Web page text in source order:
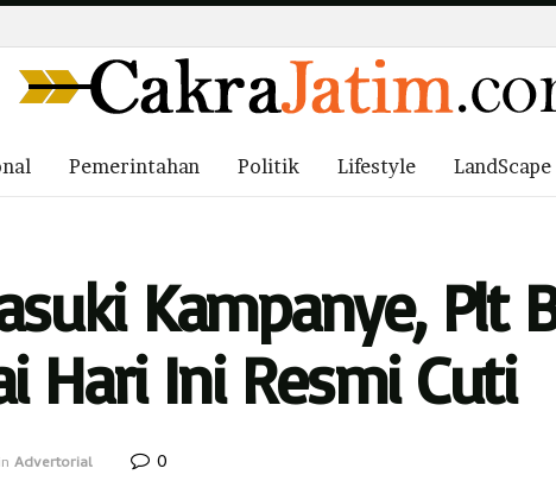
Pemerintahan Politik Lifestyle LandScape
Kampanye, Plt
Hari Ini Resmi Cuti
in Advertorial 0